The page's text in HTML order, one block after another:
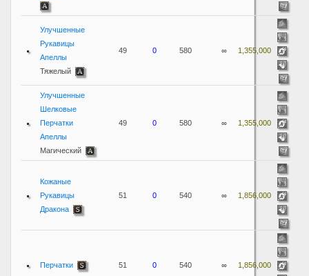
Улучшенные
Рукавицы
Апеллы
Тяжелый
49 0 580 ∞ 1,355,000
Улучшенные
Шелковые
Перчатки
Апеллы
Магический
49 0 580 ∞ 1,355,000
Кожаные
Рукавицы
Дракона
51 0 540 ∞ 1,856,000
Перчатки 51 0 540 ∞ 1,856,000